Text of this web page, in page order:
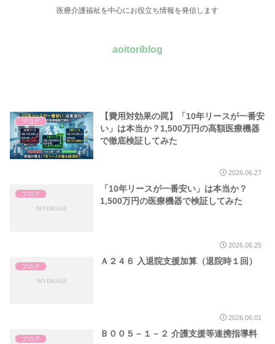
医療介護福祉を中心にお役立ち情報を発信します
aoitoriblog
ブログ
【費用対効果の罠】「10年リースが一番安
い」は本当か？1,500万円の高額医療機器
で徹底検証してみた
2026.06.27
ブログ
「10年リースが一番安い」は本当か？
1,500万円の医療機器で検証してみた
2026.06.25
ブログ
Ａ２４６ 入退院支援加算（退院時１回）
2026.06.01
ブログ
Ｂ００５－１－２ 介護支援等連携指導料